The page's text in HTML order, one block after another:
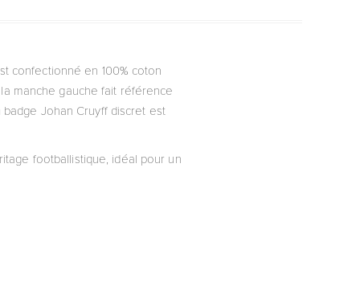
confectionné en 100% coton
manche gauche fait référence
badge Johan Cruyff discret est
footballistique, idéal pour un